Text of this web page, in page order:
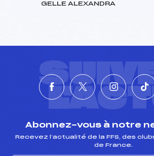
GELLE ALEXANDRA
Abonnez-vous à notre
Recevez l’actualité de la FFS, des
de France.